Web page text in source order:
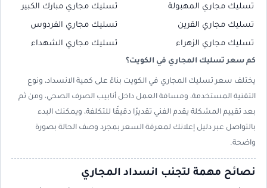
تسليك مجاري المهبولة تسليك مجاري مبارك الكبير
تسليك مجاري القرين تسليك مجاري الفردوس
تسليك مجاري الزهراء تسليك مجاري الشهداء
كم سعر تسليك المجاري في الكويت؟
يختلف سعر تسليك المجاري في الكويت بناءً على كمية الانسداد، ونوع
التقنية المستخدمة، ومسافة العمل داخل أنابيب الصرف الصحي، ومن ثم
بعد تقييم المشكلة يقدم الفني تقديرًا دقيقًا للتكلفة، ويمكنك البدء
بالتواصل عبر دليل إعلانك لمعرفة السعر بمجرد وصف الحالة بصورة
واضحة.
نصائح مهمة لتجنب انسداد المجاري